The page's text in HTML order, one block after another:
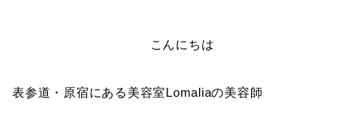
こんにちは
表参道・原宿にある美容室Lomaliaの美容師